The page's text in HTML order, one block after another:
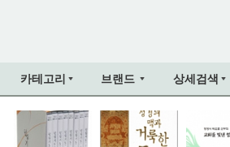
카테고리 브랜드 상세검색